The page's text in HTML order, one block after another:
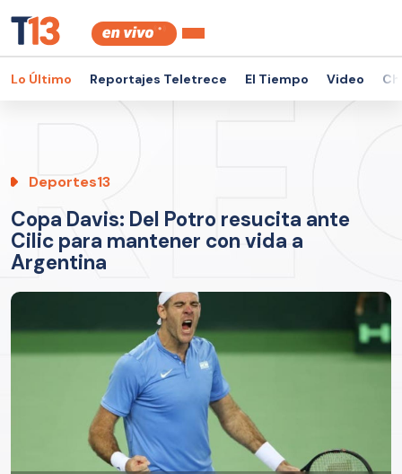
Lo Último Reportajes Teletrece El Tiempo Video
Deportes13
Copa Davis: Del Potro resucita ante
Cilic para mantener con vida a
Argentina